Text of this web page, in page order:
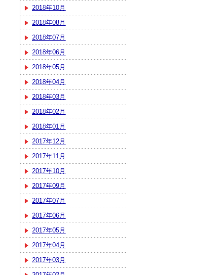
2018年10月
2018年08月
2018年07月
2018年06月
2018年05月
2018年04月
2018年03月
2018年02月
2018年01月
2017年12月
2017年11月
2017年10月
2017年09月
2017年07月
2017年06月
2017年05月
2017年04月
2017年03月